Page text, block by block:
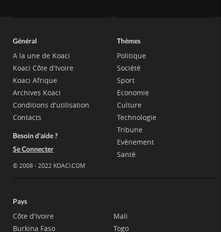
Général
A la une de Koaci
Koaci Côte d'Ivoire
Koaci Afrique
Archives Koaci
Conditions d'utilisation
Contacts
Besoin d'aide ?
Se Connecter
© 2008 - 2022 KOACI.COM
Thèmes
Politique
Société
Sport
Economie
Culture
Technologie
Tribune
Evènement
Santé
Pays
Côte d'Ivoire
Burkina Faso
Mali
Togo